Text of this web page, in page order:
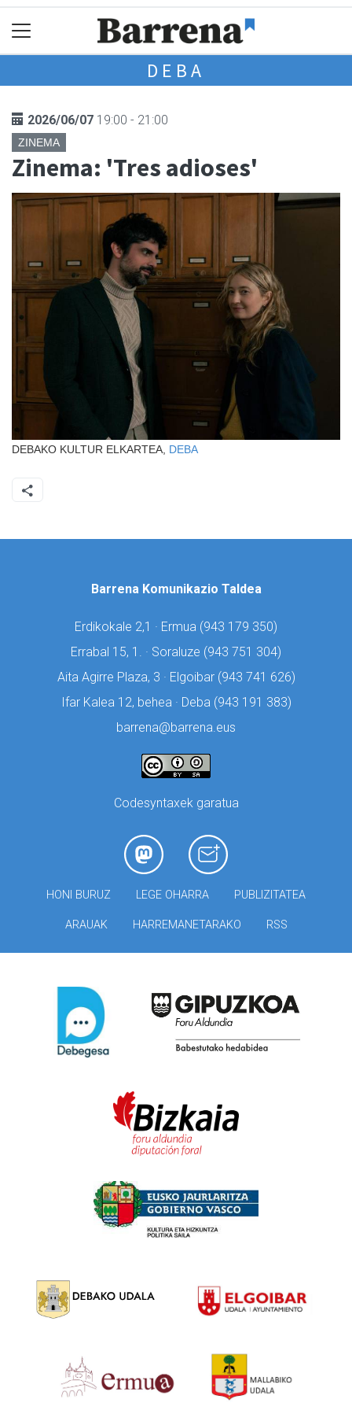
DEBA
2026/06/07 19:00 - 21:00
ZINEMA
Zinema: 'Tres adioses'
DEBAKO KULTUR ELKARTEA, DEBA
Barrena Komunikazio Taldea
Erdikokale 2,1 · Ermua (943 179 350)
Errabal 15, 1. · Soraluze (943 751 304)
Aita Agirre Plaza, 3 · Elgoibar (943 741 626)
Ifar Kalea 12, behea · Deba (943 191 383)
barrena@barrena.eus
Codesyntaxek garatua
HONI BURUZ LEGE OHARRA PUBLIZITATEA
ARAUAK HARREMANETARAKO RSS